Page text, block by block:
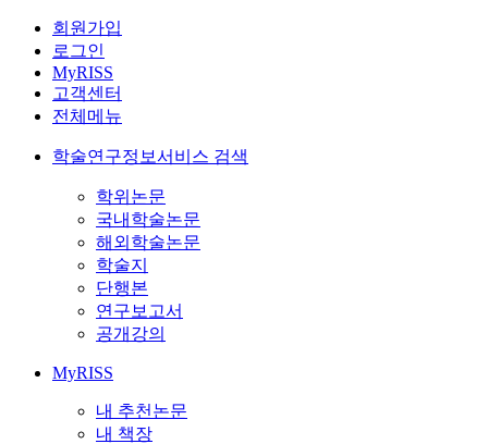
회원가입
로그인
MyRISS
고객센터
전체메뉴
학술연구정보서비스 검색
학위논문
국내학술논문
해외학술논문
학술지
단행본
연구보고서
공개강의
MyRISS
내 추천논문
내 책장